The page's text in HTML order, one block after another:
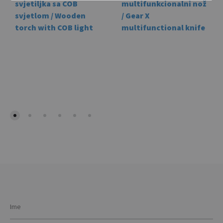
svjetiljka sa COB
svjetlom / Wooden
torch with COB light
multifunkcionalni nož
/ Gear X
multifunctional knife